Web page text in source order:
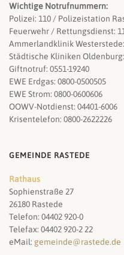
Wichtige Notrufnummern:
Polizei: 110 / Polizeistation
Feuerwehr / Rettungsdienst:
Ammerlandklinik Westerstede:
Städtische Kliniken Oldenburg:
Giftnotruf: 0551-19240
EWE Erdgas: 0800-0500505
EWE Strom: 0800-0600606
OOWV-Notdienst: 04401-6006
Krisentelefon: 0800-2622226
GEMEINDE RASTEDE
Rathaus
Sophienstraße 27
26180 Rastede
Telefon: 04402 920-0
Telefax: 04402 920-2 22
eMail: gemeinde@rastede.de